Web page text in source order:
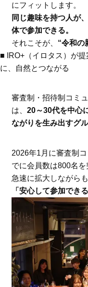
にフィットします。
同じ趣味を持つ人が
体で参加できる。
それこそが、 “令和の
■ IRO+（イロタス）が
に、自然とつながる
審査制・招待制コミ
は、 20～30代を中心
ながりを生み出すグ
2026年1月に審査制
でに会員数は800名を
急速に拡大しながら
「安心して参加でき